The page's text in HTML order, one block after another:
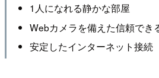
1人になれる静かな部屋
Webカメラを備えた信頼でき
安定したインターネット接続